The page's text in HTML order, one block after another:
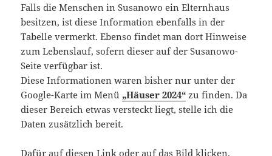
Falls die Menschen in Susanowo ein Elternhaus
besitzen, ist diese Information ebenfalls in der
Tabelle vermerkt. Ebenso findet man dort Hinweise
zum Lebenslauf, sofern dieser auf der Susanowo-
Seite verfügbar ist.
Diese Informationen waren bisher nur unter der
Google-Karte im Menü „Häuser 2024“ zu finden. Da
dieser Bereich etwas versteckt liegt, stelle ich die
Daten zusätzlich bereit.
Dafür auf diesen Link oder auf das Bild klicken.